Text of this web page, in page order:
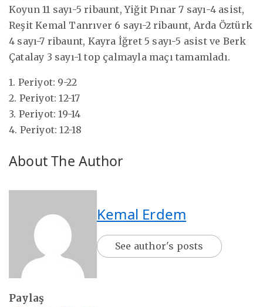
Koyun 11 sayı-5 ribaunt, Yiğit Pınar 7 sayı-4 asist,
Reşit Kemal Tanrıver 6 sayı-2 ribaunt, Arda Öztürk
4 sayı-7 ribaunt, Kayra İğret 5 sayı-5 asist ve Berk
Çatalay 3 sayı-1 top çalmayla maçı tamamladı.
1. Periyot: 9-22
2. Periyot: 12-17
3. Periyot: 19-14
4. Periyot: 12-18
About The Author
Kemal Erdem
See author's posts
Paylaş